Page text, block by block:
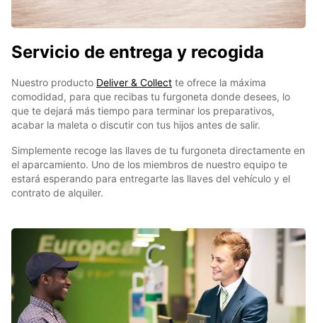
Servicio de entrega y recogida
Nuestro producto Deliver & Collect te ofrece la máxima
comodidad, para que recibas tu furgoneta donde desees, lo
que te dejará más tiempo para terminar los preparativos,
acabar la maleta o discutir con tus hijos antes de salir.
Simplemente recoge las llaves de tu furgoneta directamente en
el aparcamiento. Uno de los miembros de nuestro equipo te
estará esperando para entregarte las llaves del vehículo y el
contrato de alquiler.